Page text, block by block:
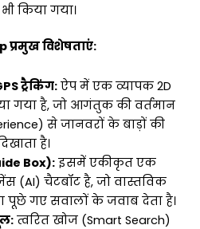
किया गया।
प्रमुख विशेषताएं:
ट्रैकिंग:ऐप में एक व्यापक 2D
गया है, जो आगंतुक की वर्तमान
से जानवरों के बाड़ों की
है।
Box):इसमें एकीकृत एक
(AI) चैटबॉट है, जो वास्तविक
पूछे गए सवालों के जवाब देता है।
त्वरित खोज (Smart Search)